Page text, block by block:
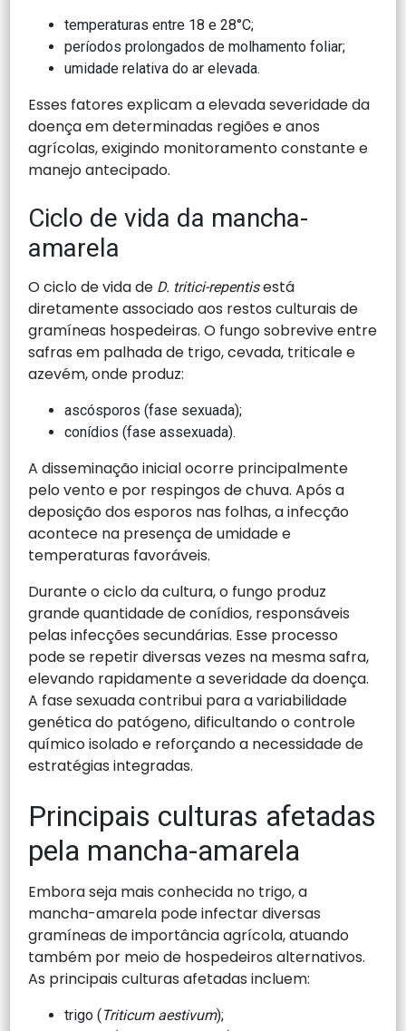
temperaturas entre 18 e 28°C;
períodos prolongados de molhamento foliar;
umidade relativa do ar elevada.
Esses fatores explicam a elevada severidade da
doença em determinadas regiões e anos
agrícolas, exigindo monitoramento constante e
manejo antecipado.
Ciclo de vida da mancha-
amarela
O ciclo de vida de D. tritici-repentisestá
diretamente associado aos restos culturais de
gramíneas hospedeiras. O fungo sobrevive entre
safras em palhada de trigo, cevada, triticale e
azevém, onde produz:
ascósporos (fase sexuada);
conídios (fase assexuada).
A disseminação inicial ocorre principalmente
pelo vento e por respingos de chuva. Após a
deposição dos esporos nas folhas, a infecção
acontece na presença de umidade e
temperaturas favoráveis.
Durante o ciclo da cultura, o fungo produz
grande quantidade de conídios, responsáveis
pelas infecções secundárias. Esse processo
pode se repetir diversas vezes na mesma safra,
elevando rapidamente a severidade da doença.
A fase sexuada contribui para a variabilidade
genética do patógeno, dificultando o controle
químico isolado e reforçando a necessidade de
estratégias integradas.
Principais culturas afetadas
pela mancha-amarela
Embora seja mais conhecida no trigo, a
mancha-amarela pode infectar diversas
gramíneas de importância agrícola, atuando
também por meio de hospedeiros alternativos.
As principais culturas afetadas incluem:
trigo (Triticum aestivum);